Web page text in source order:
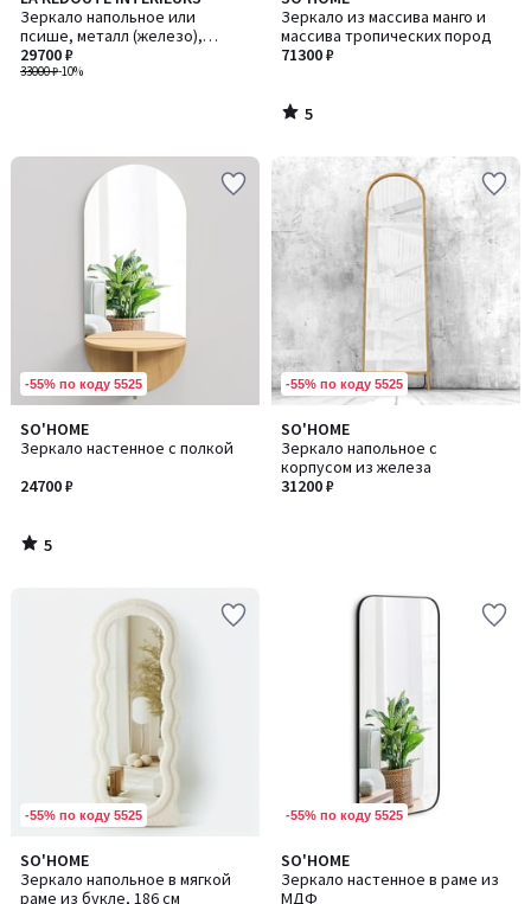
Зеркало напольное или
псише, металл (железо),
ширина 50 x высота 150 см,
IODUS / ИОДУС
33000 ₽-10%
29700 ₽
Зеркало из массива манго и
массива тропических пород
71300 ₽
/
5
5
/
-55% по коду 5525
SO'HOME
Зеркало настенное с полкой
24700 ₽
5
/
5
/
-55% по коду 5525
SO'HOME
Зеркало напольное с
корпусом из железа
31200 ₽
-55% по коду 5525
SO'HOME
Зеркало напольное в мягкой
раме из букле, 186 см
5
/
5
Количество
цветов:
-55% по коду 5525
SO'HOME
Зеркало настенное в раме из
МДФ